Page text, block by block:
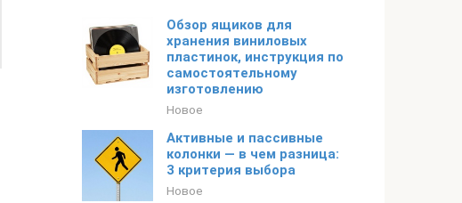
Обзор ящиков для
хранения виниловых
пластинок, инструкция по
самостоятельному
изготовлению
Новое
Активные и пассивные
колонки — в чем разница:
3 критерия выбора
Новое